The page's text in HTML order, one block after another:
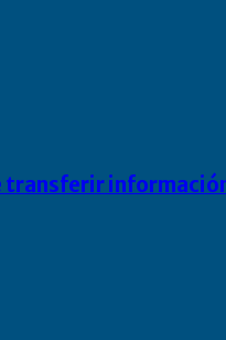
transferir